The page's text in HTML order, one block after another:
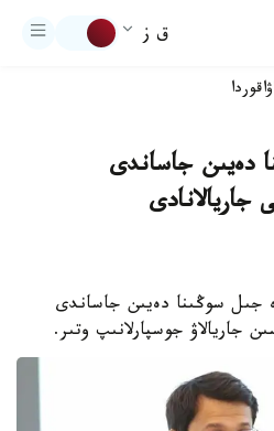
ق ز
اقوردا
دەيىن جاساندى
جاريالانادى
جىل سوڭىنا دەيىن جاساندى
جاريالاۋ جوسپارلانىپ وتىر.